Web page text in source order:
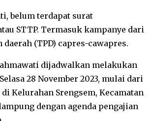
belum terdapat surat
STTP. Termasuk kampanye dari
(TPD) capres-cawapres.
dijadwalkan melakukan
28 November 2023, mulai dari
Kelurahan Srengsem, Kecamatan
dengan agenda pengajian